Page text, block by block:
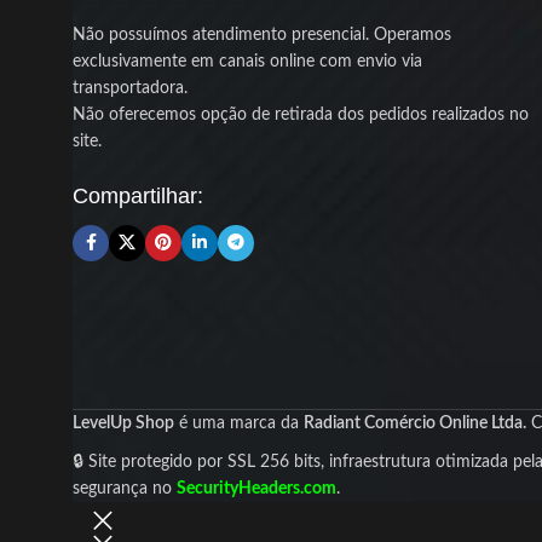
Atecnologia Anti-Leak exclusiva da DeepCool
mantém apressão interna equilibrada,
aumentando a
sistema. Oradiador de 240mm em alumínio
oferece dissipação eficiente, enquanto os
instalação em diferentes gabinetes.
Combomba silenciosa de até 3400 RPM
fans PWM ajustáveis até 2100 RPM
Não possuímos atendimento presencial. Operamos
exclusivamente em canais online com envio via
transportadora.
Não oferecemos opção de retirada dos pedidos realizados no
site.
Compartilhar:
LevelUp Shop é uma marca da Radiant Comércio Online Ltda.
🔒 Site protegido por SSL 256 bits, infraestrutura otimizada
segurança no SecurityHeaders.com.